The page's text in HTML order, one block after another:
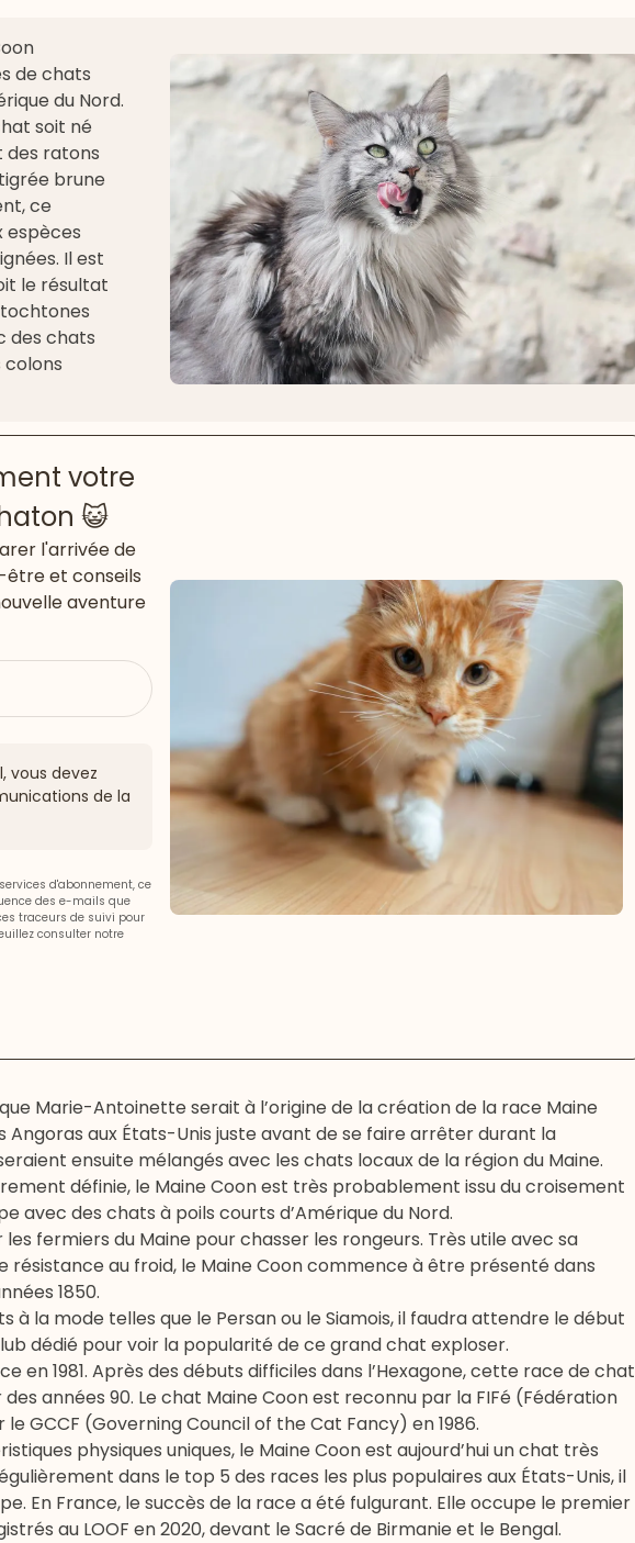
de chats
du Nord.
soit né
des ratons
brune
ce
espèces
Il est
le résultat
des chats
votre
😺
l'arrivée de
et conseils
aventure
vous devez
de la
d'abonnement, ce
des e-mails que
traceurs de suivi pour
consulter notre
Marie-Antoinette serait à l’origine de la création de la race Maine
Angoras aux États-Unis juste avant de se faire arrêter durant la
ensuite mélangés avec les chats locaux de la région du Maine.
définie, le Maine Coon est très probablement issu du croisement
avec des chats à poils courts d’Amérique du Nord.
les fermiers du Maine pour chasser les rongeurs. Très utile avec sa
résistance au froid, le Maine Coon commence à être présenté dans
1850.
à la mode telles que le Persanou le Siamois, il faudra attendre le début
dédié pour voir la popularité de ce grand chat exploser.
en 1981. Après des débuts difficiles dans l’Hexagone, cette race de chat
années 90. Le chat Maine Coon est reconnu par la FIFé (Fédération
GCCF (Governing Council of the Cat Fancy) en 1986.
physiques uniques, le Maine Coon est aujourd’hui un chat très
dans le top 5 des races les plus populaires aux États-Unis, il
En France, le succès de la race a été fulgurant. Elle occupe le premier
au LOOF en 2020, devant le Sacré de Birmanie et le Bengal.